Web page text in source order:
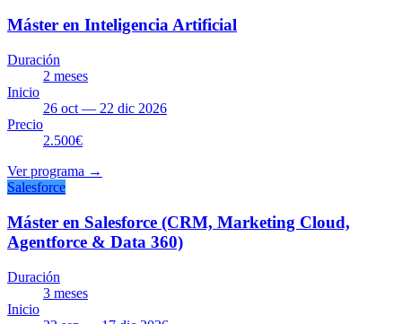
Máster en Inteligencia Artificial
Duración
2 meses
Inicio
26 oct — 22 dic 2026
Precio
2.500€
Ver programa →
Salesforce
Máster en Salesforce (CRM, Marketing Cloud,
Agentforce & Data 360)
Duración
3 meses
Inicio